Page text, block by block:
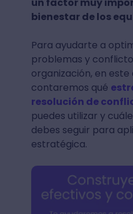
bienestar de los
Para ayudarte a
problemas y
organización, en
contaremos qué
resolución de
puedes utilizar y
debes seguir para
estratégica.